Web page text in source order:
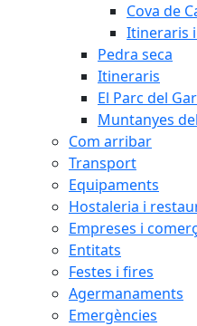
Cova de
Itineraris
Pedra seca
Itineraris
El Parc del
Muntanyes
Com arribar
Transport
Equipaments
Hostaleria i
Empreses i
Entitats
Festes i fires
Agermanaments
Emergències